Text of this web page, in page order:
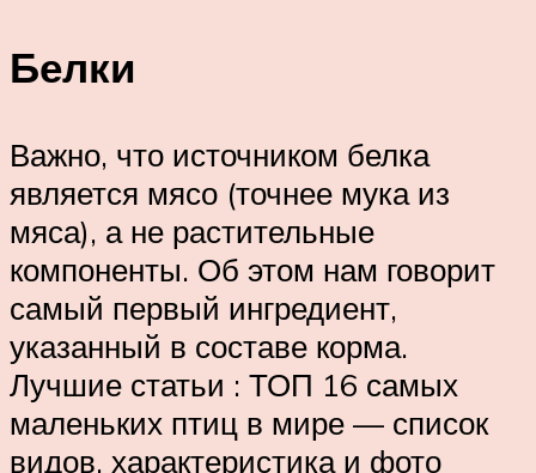
Белки
Важно, что источником белка
является мясо (точнее мука из
мяса), а не растительные
компоненты. Об этом нам говорит
самый первый ингредиент,
указанный в составе корма.
Лучшие статьи : ТОП 16 самых
маленьких птиц в мире — список
видов, характеристика и фото